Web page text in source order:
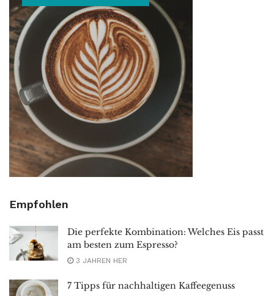
Empfohlen
Die perfekte Kombination: Welches Eis passt
am besten zum Espresso?
3 JAHREN HER
7 Tipps für nachhaltigen Kaffeegenuss